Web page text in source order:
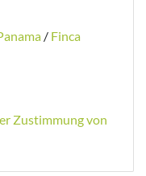
/ Finca
Zustimmung von